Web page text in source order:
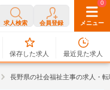
求人検索 会員登録 メニュー
0
保存した求人
0
最近見た求人
長野県の社会福祉主事の求人・